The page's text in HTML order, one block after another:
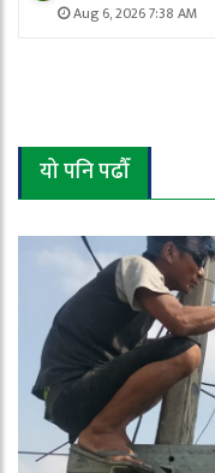
Aug 6, 2026 7:38 AM
यो पनि पढौँ